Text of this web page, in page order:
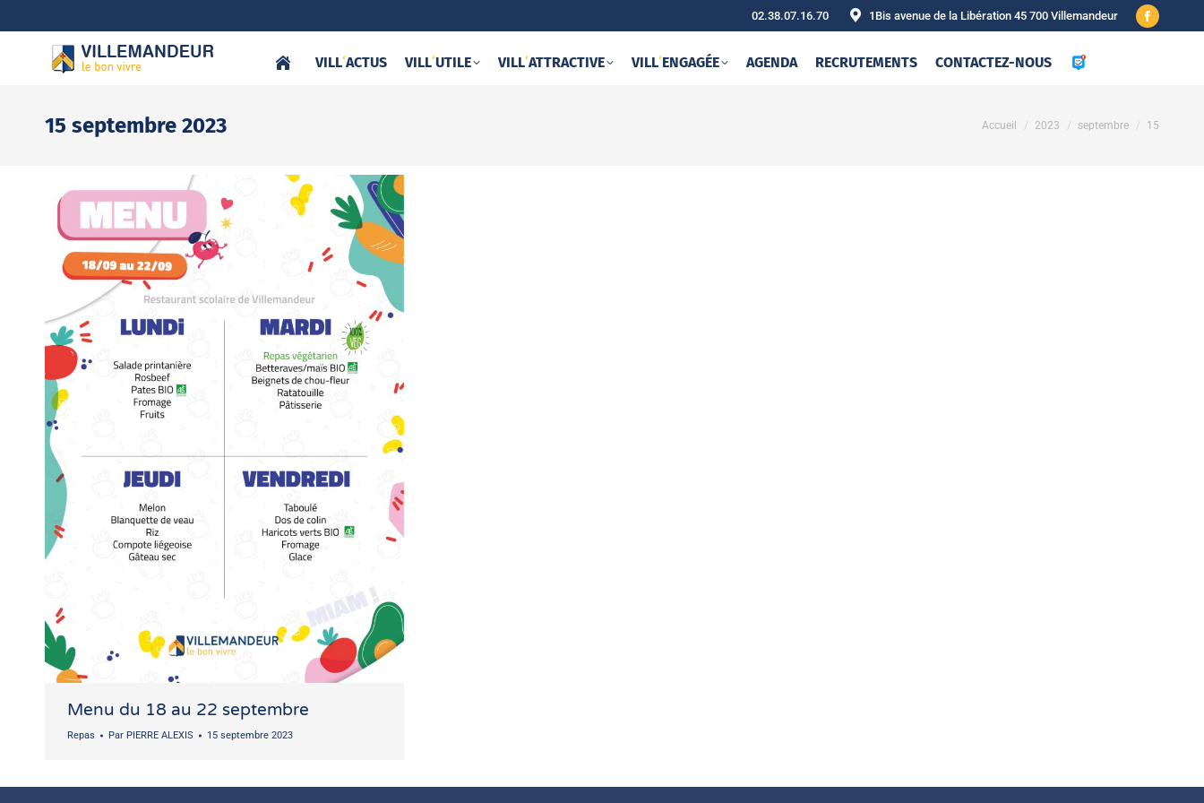
02.38.07.16.70 1Bis avenue de la Libération 45 700 Villemandeur
Facebook
new
VILL‘ACTUS VILL‘UTILE VILL‘ATTRACTIVE VILL‘ENGAGÉE AGENDA RECRUTEMENTS CONTACTEZ-NOUS
15 septembre 2023 Vous êtes ici :
Accueil 2023 septembre 15
Menu du 18 au 22 septembre
Repas Par PIERRE ALEXIS 15 septembre 2023